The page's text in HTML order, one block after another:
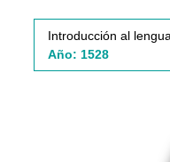
Introducción al
Año: 1528